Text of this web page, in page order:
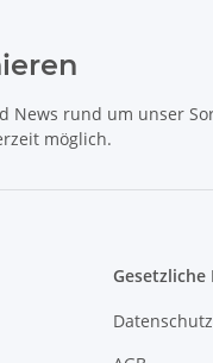
News rund um unser
möglich.
Datenschutz